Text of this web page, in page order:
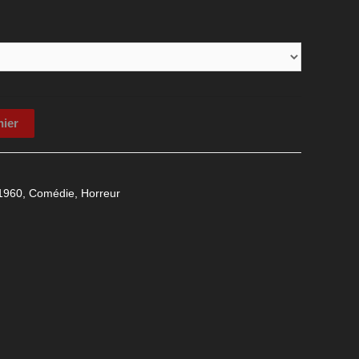
, Comédie, Horreur